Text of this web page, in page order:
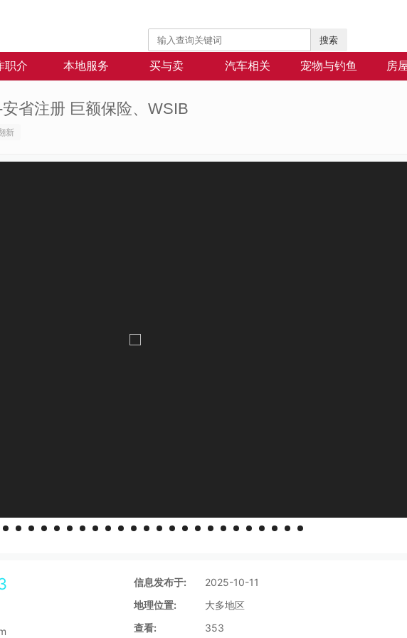
搜索
职介 本地服务 买与卖 汽车相关 宠物与钓鱼 房
省注册 巨额保险、WSIB
新
信息发布于:
2025-10-11
地理位置:
大多地区
查看:
353